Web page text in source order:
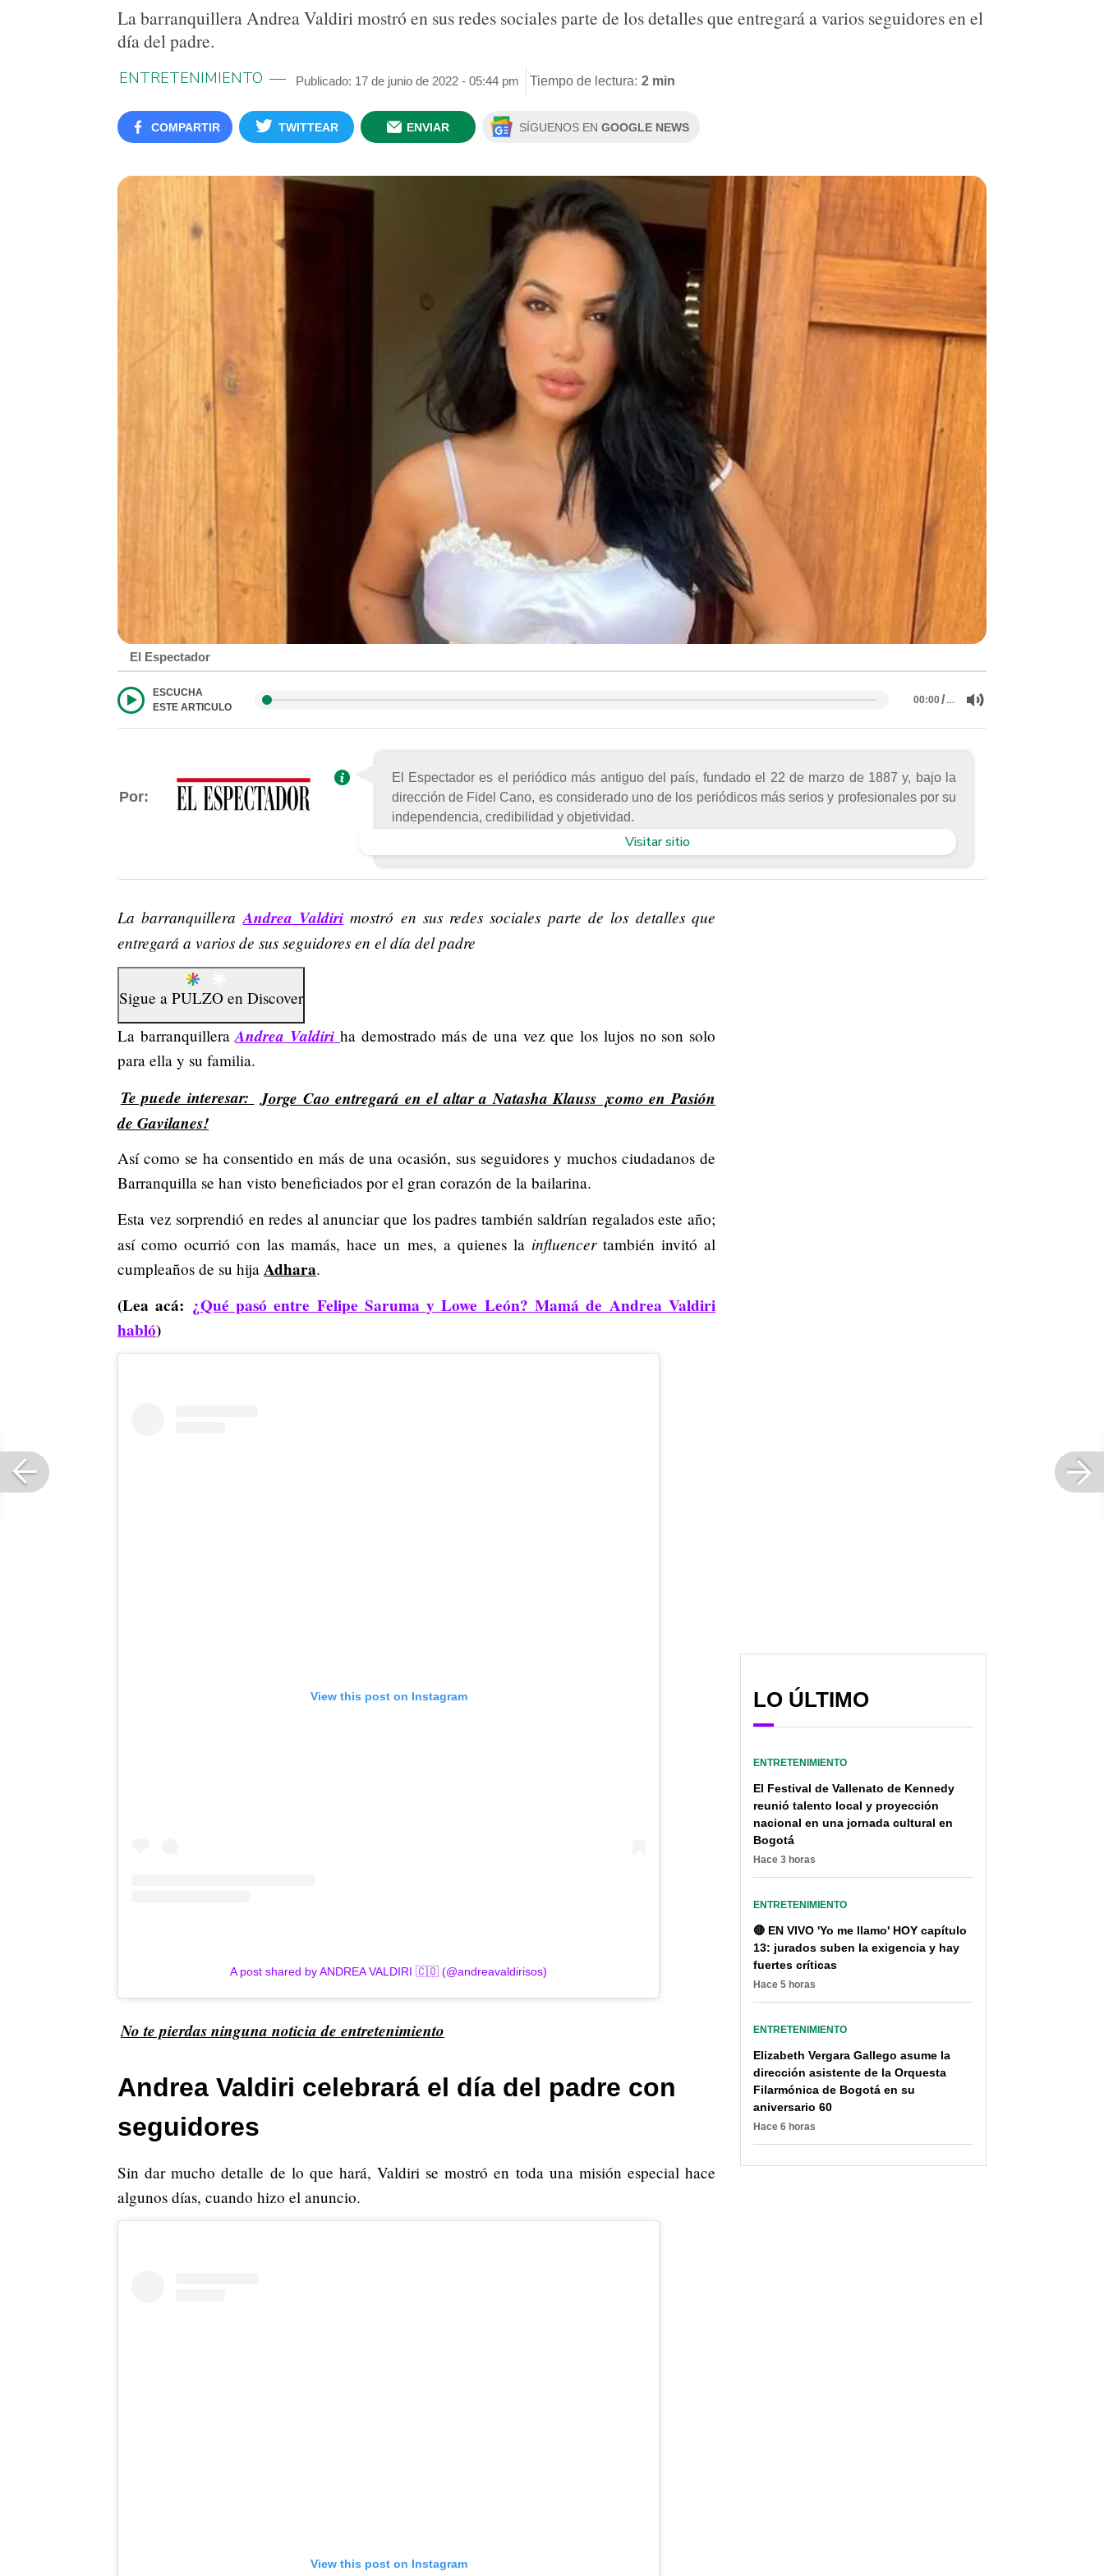
La barranquillera Andrea Valdiri mostró en sus redes sociales parte de los detalles que entregará a varios seguidores en el
día del padre.
ENTRETENIMIENTO Publicado: 17 de junio de 2022 - 05:44 pm Tiempo de lectura: 2 min
COMPARTIR TWITTEAR ENVIAR SÍGUENOS EN GOOGLE NEWS
El Espectador
ESCUCHA
ESTE ARTICULO
00:00/…
Por:
El Espectador es el periódico más antiguo del país, fundado el 22 de marzo de 1887 y, bajo la
dirección de Fidel Cano, es considerado uno de los periódicos más serios y profesionales por su
independencia, credibilidad y objetividad.
Visitar sitio
La barranquillera Andrea Valdirimostró en sus redes sociales parte de los detalles que
entregará a varios de sus seguidores en el día del padre
Sigue a PULZO en Discover
La barranquilleraAndrea Valdiri ha demostrado más de una vez que los lujos no son solo
para ella y su familia.
Te puede interesar: Jorge Cao entregará en el altar a Natasha Klauss ¡como en Pasión
de Gavilanes!
Así como se ha consentido en más de una ocasión, sus seguidores y muchos ciudadanos de
Barranquilla se han visto beneficiados por el gran corazón de la bailarina.
Esta vez sorprendió en redes al anunciar que los padres también saldrían regalados este año;
así como ocurrió con las mamás, hace un mes, a quienes la influencertambién invitó al
cumpleaños de su hija Adhara.
(Lea acá: ¿Qué pasó entre Felipe Saruma y Lowe León? Mamá de Andrea Valdiri
habló)
View this post on Instagram
A post shared by ANDREA VALDIRI 🇨🇴 (@andreavaldirisos)
No te pierdas ninguna noticia de entretenimiento
Andrea Valdiri celebrará el día del padre con
seguidores
Sin dar mucho detalle de lo que hará, Valdiri se mostró en toda una misión especial hace
algunos días, cuando hizo el anuncio.
View this post on Instagram
LO ÚLTIMO
ENTRETENIMIENTO
El Festival de Vallenato de Kennedy
reunió talento local y proyección
nacional en una jornada cultural en
Bogotá
Hace 3 horas
ENTRETENIMIENTO
🔴 EN VIVO 'Yo me llamo' HOY capítulo
13: jurados suben la exigencia y hay
fuertes críticas
Hace 5 horas
ENTRETENIMIENTO
Elizabeth Vergara Gallego asume la
dirección asistente de la Orquesta
Filarmónica de Bogotá en su
aniversario 60
Hace 6 horas